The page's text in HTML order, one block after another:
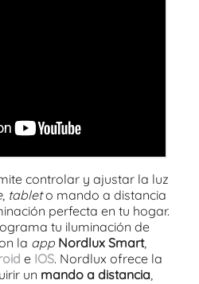
controlar y ajustar la luz
, tableto mando a distancia
perfecta en tu hogar.
tu iluminación de
la app Nordlux Smart,
e IOS. Nordlux ofrece la
un mando a distancia